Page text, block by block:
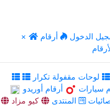
× الدخول
أرقام
لوحات مقفولة تكرار
سيارات
أرقام أوريدو
المنتدى
كيو مزاد